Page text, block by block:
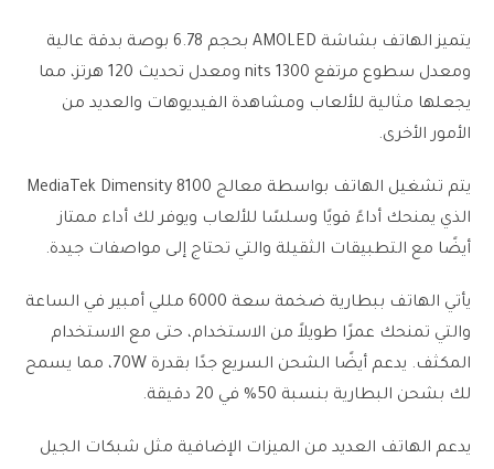
يتميز الهاتف بشاشة AMOLED بحجم 6.78 بوصة بدقة عالية
ومعدل سطوع مرتفع 1300 nits ومعدل تحديث 120 هرتز، مما
يجعلها مثالية للألعاب ومشاهدة الفيديوهات والعديد من
الأمور الأخرى.
يتم تشغيل الهاتف بواسطة معالج MediaTek Dimensity 8100
الذي يمنحك أداءً قويًا وسلسًا للألعاب ويوفر لك أداء ممتاز
أيضًا مع التطبيقات الثقيلة والتي تحتاج إلى مواصفات جيدة.
يأتي الهاتف ببطارية ضخمة سعة 6000 مللي أمبير في الساعة
والتي تمنحك عمرًا طويلاً من الاستخدام، حتى مع الاستخدام
المكثف. يدعم أيضًا الشحن السريع جدًا بقدرة 70W، مما يسمح
لك بشحن البطارية بنسبة 50% في 20 دقيقة.
يدعم الهاتف العديد من الميزات الإضافية مثل شبكات الجيل